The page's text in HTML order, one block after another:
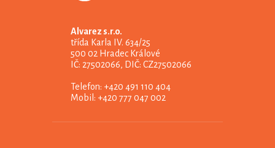
Alvarez s.r.o.
třída Karla IV. 634/25
500 02 Hradec Králové
IČ: 27502066, DIČ: CZ27502066
Telefon: +420 491 110 404
Mobil: +420 777 047 002